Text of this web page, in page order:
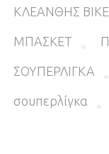
ΚΛΕΑΝΘΗΣ
ΜΠΑΣΚΕΤ
ΣΟΥΠΕΡΛΙΓΚΑ
σουπερλίγκα